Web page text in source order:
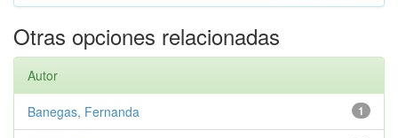
Otras opciones relacionadas
Autor
1
Banegas, Fernanda